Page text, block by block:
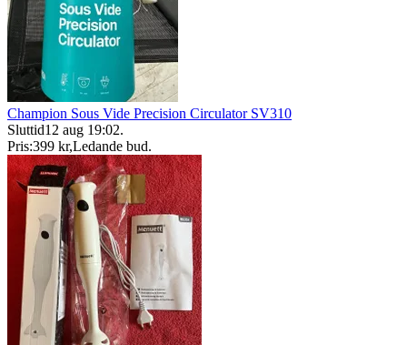
Champion Sous Vide Precision Circulator SV310
Sluttid12 aug 19:02.
Pris:399 kr,Ledande bud.